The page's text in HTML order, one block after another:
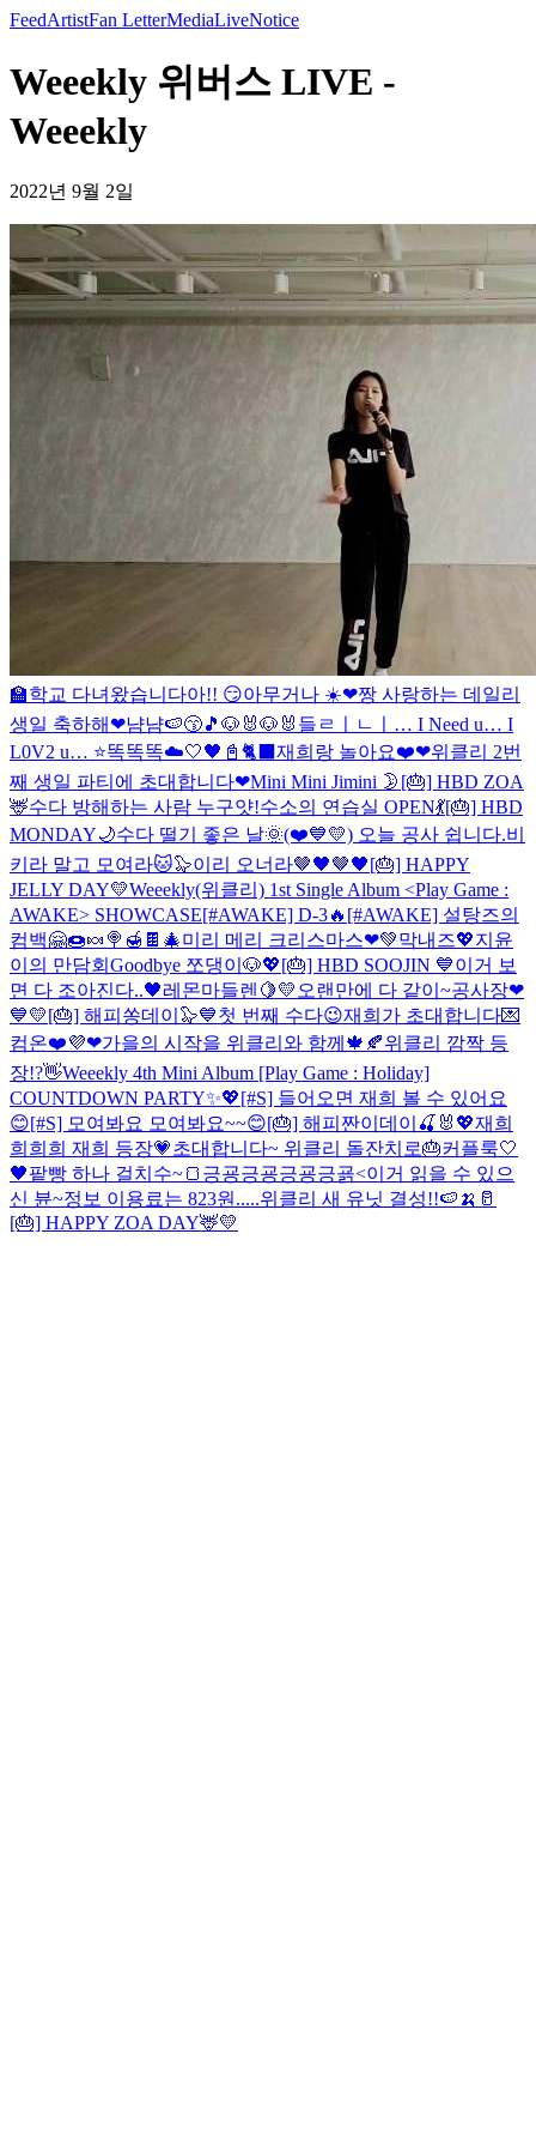
FeedArtistFan LetterMediaLiveNotice
Weeekly 위버스 LIVE -
Weeekly
2022년 9월 2일
🏫학교 다녀왔습니다아!! 😏아무거나 ☀️❤짱 사랑하는 데일리
생일 축하해❤냠냠🍉😙🎵 🐶🐰🐶🐰 들ㄹㅣㄴㅣ… I Need u… I
L0V2 u… ⭐똑똑똑☁️🤍🖤📓🐈‍⬛ 재희랑 놀아요❤️❤위클리 2번
째 생일 파티에 초대합니다❤Mini Mini Jimini 🌛 [🎂] HBD ZOA
🦌수다 방해하는 사람 누구얏!수소의 연습실 OPEN💃[🎂] HBD
MONDAY🌙수다 떨기 좋은 날🌞(❤️💙💛) 오늘 공사 쉽니다.비
키라 말고 모여라🐱🦭이리 오너라🤎🖤🤎🖤[🎂] HAPPY
JELLY DAY💛Weeekly(위클리) 1st Single Album <Play Game :
AWAKE> SHOWCASE[#AWAKE] D-3🔥 [#AWAKE] 설탕즈의
컴백🤗🍩🍬🍭🍯🍫 🎄미리 메리 크리스마스❤💚막내즈💖지윤
이의 만담회 Goodbye 쪼댕이🐶💖[🎂] HBD SOOJIN 💙이거 보
면 다 조아진다..🖤레몬마들렌🍋💛 오랜만에 다 같이~공사장❤
💙💛[🎂] 해피쏭데이🦭💙첫 번째 수다😉재희가 초대합니다💌
컴온❤️💜❤가을의 시작을 위클리와 함께🍁🍂위클리 깜짝 등
장!?👋Weeekly 4th Mini Album [Play Game : Holiday]
COUNTDOWN PARTY✨💖[#S] 들어오면 재희 볼 수 있어요
😊[#S] 모여봐요 모여봐요~~😊[🎂] 해피짠이데이🍒🐰💖재희
희희희 재희 등장💗초대합니다~ 위클리 돌잔치로🎂커플룩🤍
🖤팥빵 하나 걸치수~🍞 긍굥긍굥긍굥긍굙<이거 읽을 수 있으
신 뷴~정보 이용료는 823원.....위클리 새 유닛 결성!!🍉🍌🥛
[🎂] HAPPY ZOA DAY🦌💛